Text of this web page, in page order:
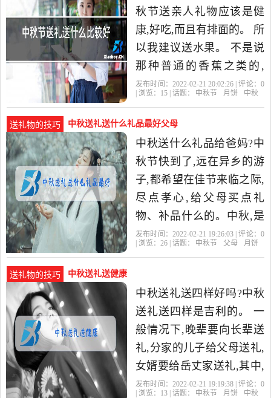
秋节送亲人礼物应该是健
康,好吃,而且有排面的。 所
以我建议送水果。 不是说
那种普通的香蕉之类的,
而。现在中秋节流行送什
发布时间：2022-02-21 20:02:26 | 评论： 0
| 浏览： 15 | 话题： 中秋节 月饼 中秋
送礼物的技巧 中秋送礼送什么礼品最好父母
中秋送什么礼品给爸妈?中
秋节快到了,远在异乡的游
子,都希望在佳节来临之际,
尽点孝心,给父母买点礼
物、补品什么的。中秋,是
万家团圆的日子,月到中秋
发布时间：2022-02-21 19:26:03 | 评论： 0
| 浏览： 26 | 话题： 中秋节 父母 月饼
送礼物的技巧 中秋送礼送健康
中秋送礼送四样好吗?中秋
送礼送四样是吉利的。 一
般情况下,晚辈要向长辈送
礼,分家的儿子给父母送礼,
女婿要给岳丈家送礼,其中,
最重要的还是亲戚之间互
发布时间：2022-02-21 19:19:38 | 评论： 0
| 浏览： 13 | 话题： 中秋节 月饼 中秋